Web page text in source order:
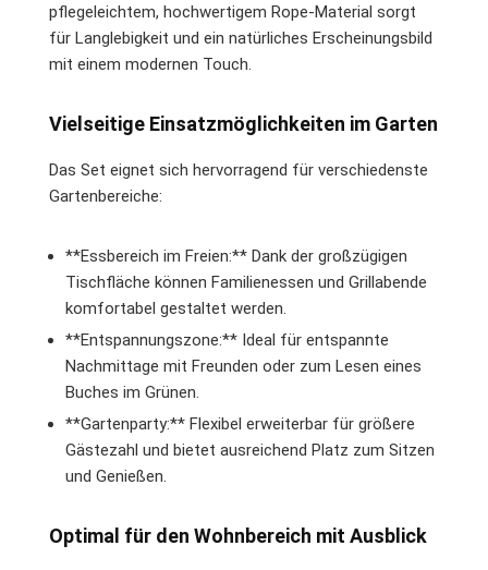
pflegeleichtem, hochwertigem Rope-Material sorgt
für Langlebigkeit und ein natürliches Erscheinungsbild
mit einem modernen Touch.
Vielseitige Einsatzmöglichkeiten im Garten
Das Set eignet sich hervorragend für verschiedenste
Gartenbereiche:
**Essbereich im Freien:** Dank der großzügigen
Tischfläche können Familienessen und Grillabende
komfortabel gestaltet werden.
**Entspannungszone:** Ideal für entspannte
Nachmittage mit Freunden oder zum Lesen eines
Buches im Grünen.
**Gartenparty:** Flexibel erweiterbar für größere
Gästezahl und bietet ausreichend Platz zum Sitzen
und Genießen.
Optimal für den Wohnbereich mit Ausblick